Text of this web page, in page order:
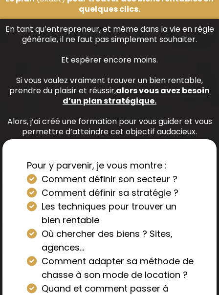
quelques clics.
En tant qu’entrepreneur, et même dans la vie en règle
générale, il ne faut pas simplement souhaiter.
Et espérer encore moins.
Si vous voulez vraiment trouver un bien rentable,
prendre du plaisir et réussir,alors vous avez besoin
d’un plan stratégique.
Alors, j’ai créé une formation pour vous guider et vous
permettre d’atteindre cet objectif audacieux.
Pour y parvenir, je vous montre :
Comment définir son secteur ?
​Comment définir sa stratégie ?
​Les techniques pour trouver un
bien rentable
​Où chercher des biens ? Sites,
agences...
​Comment adapter sa méthode de
chasse à son mode de location ?
Quand et comment passer à